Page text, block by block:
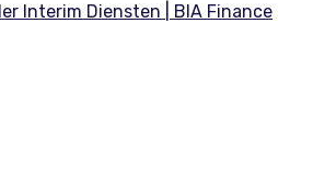
Interim Diensten | BIA Finance